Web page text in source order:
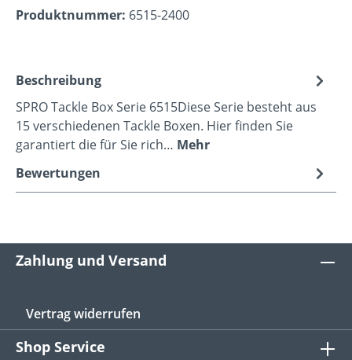
Produktnummer: 6515-2400
Beschreibung
SPRO Tackle Box Serie 6515Diese Serie besteht aus
15 verschiedenen Tackle Boxen. Hier finden Sie
garantiert die für Sie rich… Mehr
Bewertungen
Zahlung und Versand
Vertrag widerrufen
Shop Service